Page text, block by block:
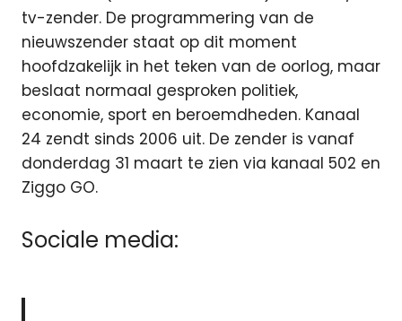
tv-zender. De programmering van de
nieuwszender staat op dit moment
hoofdzakelijk in het teken van de oorlog, maar
beslaat normaal gesproken politiek,
economie, sport en beroemdheden. Kanaal
24 zendt sinds 2006 uit. De zender is vanaf
donderdag 31 maart te zien via kanaal 502 en
Ziggo GO.
Sociale media: